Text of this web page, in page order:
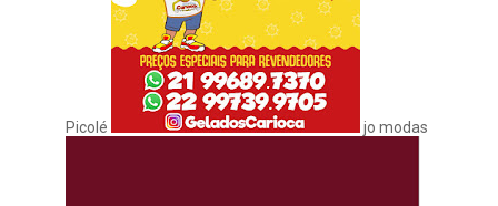
Picolé jo modas